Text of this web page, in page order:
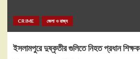
CRIME জেলা ও রাজ্য
ইসলামপুরে দুষ্কৃতীর গুলিতে নিহত প্রধান শিক্ষক